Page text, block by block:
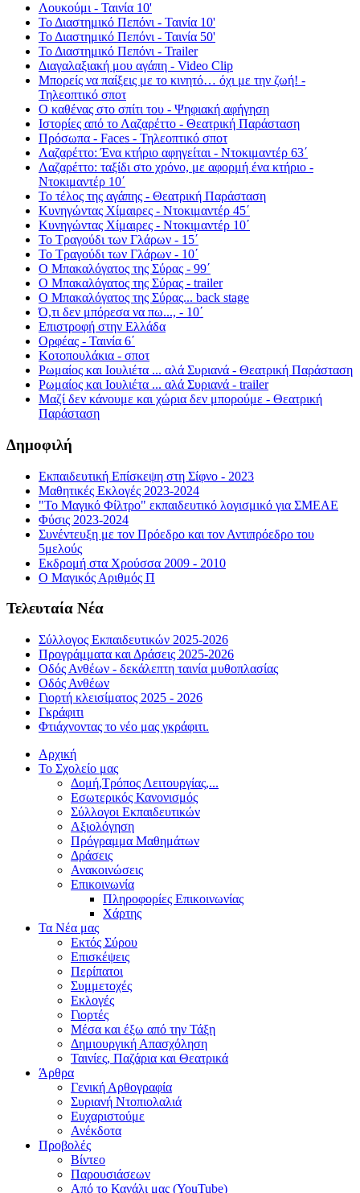
Λουκούμι - Ταινία 10'
Το Διαστημικό Πεπόνι - Ταινία 10'
Το Διαστημικό Πεπόνι - Ταινία 50'
Το Διαστημικό Πεπόνι - Trailer
Διαγαλαξιακή μου αγάπη - Video Clip
Μπορείς να παίξεις με το κινητό… όχι με την ζωή! -
Τηλεοπτικό σποτ
Ο καθένας στο σπίτι του - Ψηφιακή αφήγηση
Ιστορίες από το Λαζαρέττο - Θεατρική Παράσταση
Πρόσωπα - Faces - Τηλεοπτικό σποτ
Λαζαρέττο: Ένα κτήριο αφηγείται - Ντοκιμαντέρ 63΄
Λαζαρέττο: ταξίδι στο χρόνο, με αφορμή ένα κτήριο -
Ντοκιμαντέρ 10΄
Το τέλος της αγάπης - Θεατρική Παράσταση
Κυνηγώντας Χίμαιρες - Ντοκιμαντέρ 45΄
Κυνηγώντας Χίμαιρες - Ντοκιμαντέρ 10΄
Το Τραγούδι των Γλάρων - 15΄
Το Τραγούδι των Γλάρων - 10΄
Ο Μπακαλόγατος της Σύρας - 99΄
Ο Μπακαλόγατος της Σύρας - trailer
Ο Μπακαλόγατος της Σύρας... back stage
Ό,τι δεν μπόρεσα να πω..., - 10΄
Επιστροφή στην Ελλάδα
Ορφέας - Ταινία 6΄
Κοτοπουλάκια - σποτ
Ρωμαίος και Ιουλιέτα ... αλά Συριανά - Θεατρική Παράσταση
Ρωμαίος και Ιουλιέτα ... αλά Συριανά - trailer
Μαζί δεν κάνουμε και χώρια δεν μπορούμε - Θεατρική
Παράσταση
Δημοφιλή
Εκπαιδευτική Επίσκεψη στη Σίφνο - 2023
Μαθητικές Εκλογές 2023-2024
"Το Μαγικό Φίλτρο" εκπαιδευτικό λογισμικό για ΣΜΕΑΕ
Φύσις 2023-2024
Συνέντευξη με τον Πρόεδρο και τον Αντιπρόεδρο του
5μελούς
Εκδρομή στα Χρούσσα 2009 - 2010
Ο Μαγικός Αριθμός Π
Τελευταία Νέα
Σύλλογος Εκπαιδευτικών 2025-2026
Προγράμματα και Δράσεις 2025-2026
Οδός Ανθέων - δεκάλεπτη ταινία μυθοπλασίας
Οδός Ανθέων
Γιορτή κλεισίματος 2025 - 2026
Γκράφιτι
Φτιάχνοντας το νέο μας γκράφιτι.
Αρχική
Το Σχολείο μας
Δομή,Τρόπος Λειτουργίας,...
Εσωτερικός Κανονισμός
Σύλλογοι Εκπαιδευτικών
Αξιολόγηση
Πρόγραμμα Μαθημάτων
Δράσεις
Ανακοινώσεις
Επικοινωνία
Πληροφορίες Επικοινωνίας
Χάρτης
Τα Νέα μας
Εκτός Σύρου
Επισκέψεις
Περίπατοι
Συμμετοχές
Εκλογές
Γιορτές
Μέσα και έξω από την Τάξη
Δημιουργική Απασχόληση
Ταινίες, Παζάρια και Θεατρικά
Άρθρα
Γενική Αρθογραφία
Συριανή Ντοπιολαλιά
Ευχαριστούμε
Ανέκδοτα
Προβολές
Βίντεο
Παρουσιάσεων
Από το Κανάλι μας (YouTube)